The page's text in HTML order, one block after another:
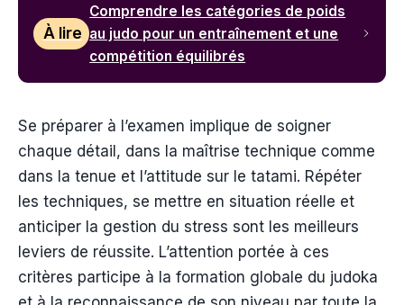
À lire
Comprendre les catégories de poids
au judo pour un entraînement et une
compétition équilibrés
Se préparer à l’examen implique de soigner
chaque détail, dans la maîtrise technique comme
dans la tenue et l’attitude sur le tatami. Répéter
les techniques, se mettre en situation réelle et
anticiper la gestion du stress sont les meilleurs
leviers de réussite. L’attention portée à ces
critères participe à la formation globale du judoka